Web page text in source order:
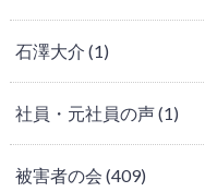
石澤大介 (1)
社員・元社員の声(1)
被害者の会 (409)